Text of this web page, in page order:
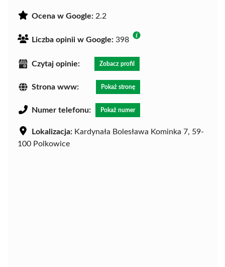
Ocena w Google: 2.2
Liczba opinii w Google: 398
Czytaj opinie: Zobacz profil
Strona www: Pokaż stronę
Numer telefonu: Pokaż numer
Lokalizacja: Kardynała Bolesława Kominka 7, 59-
100 Polkowice